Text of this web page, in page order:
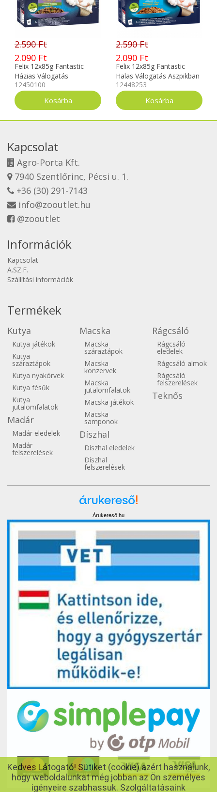
2.590 Ft
2.090 Ft
Felix 12x85g Fantastic
Házias Válogatás
Zöldséggel Aszpikban
12450100
12450100
2.590 Ft
2.090 Ft
Felix 12x85g Fantastic
Halas Válogatás Aszpikban
12448253
12448253
Kapcsolat
Agro-Porta Kft.
7940 Szentlőrinc, Pécsi u. 1.
+36 (30) 291-7143
info@zooutlet.hu
@zooutlet
Információk
Kapcsolat
A.SZ.F.
Szállítási információk
Termékek
Kutya
Kutya játékok
Kutya
száraztápok
Kutya nyakörvek
Kutya fésűk
Kutya
jutalomfalatok
Madár
Madár eledelek
Madár
felszerelések
Macska
Macska
száraztápok
Macska
konzervek
Macska
jutalomfalatok
Macska játékok
Macska
samponok
Díszhal
Díszhal eledelek
Díszhal
felszerelések
Rágcsáló
Rágcsáló
eledelek
Rágcsáló almok
Rágcsáló
felszerelések
Teknős
Árukereső.hu
Kedves Látogató! Sütiket (cookie) azért használunk,
hogy weboldalunkat még jobban az Ön személyes
igényeire szabhassuk. Szolgáltatásaink